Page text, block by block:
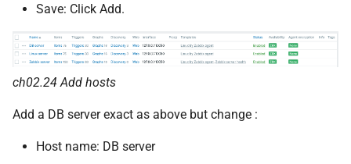
Save: Click Add.
ch02.24 Add hosts
Add a DB server exact as above but change :
Host name: DB server